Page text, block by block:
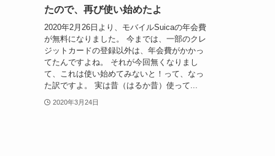
たので、再び使い始めたよ
2020年2月26日より、モバイルSuicaの年会費
が無料になりました。 今までは、一部のクレ
ジットカードの登録以外は、年会費がかかっ
てたんですよね。 それが今回無くなりまし
て、これは使い始めてみないと！って、なっ
た訳ですよ。 実は昔（はるか昔）使って...
2020年3月24日